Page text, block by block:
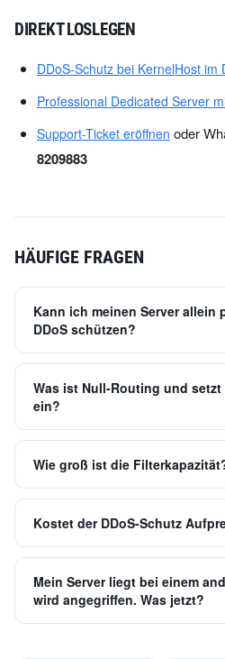
DIREKT LOSLEGEN
DDoS-Schutz bei KernelHost im
Professional Dedicated Server
Support-Ticket eröffnen oder
8209883
HÄUFIGE FRAGEN
Kann ich meinen Server allein
DDoS schützen?
Was ist Null-Routing und setzt
ein?
Wie groß ist die
Kostet der DDoS-Schutz
Mein Server liegt bei einem
wird angegriffen. Was jetzt?